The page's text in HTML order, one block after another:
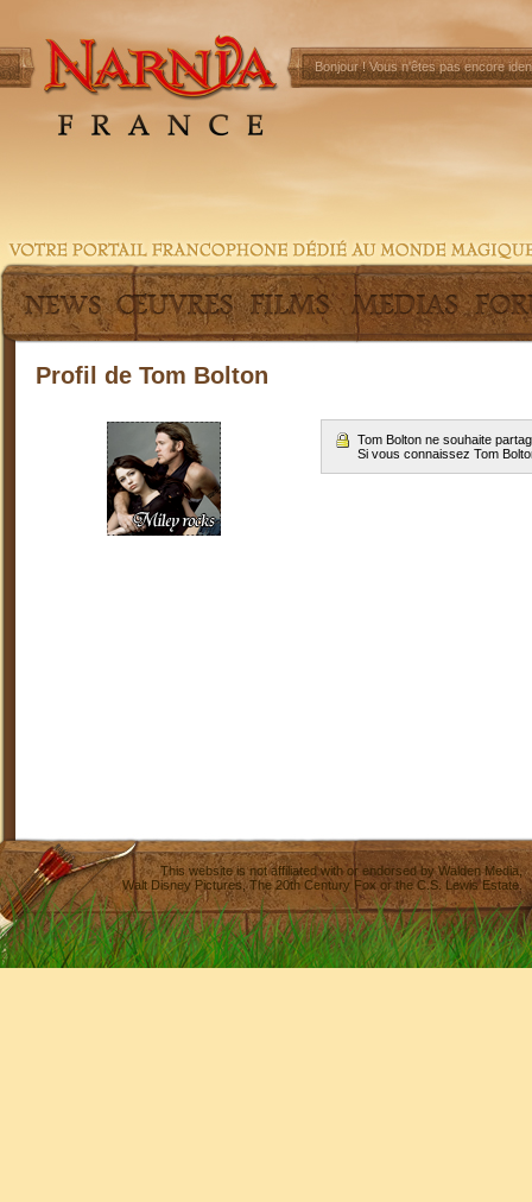
Bonjour !Vous n'êtes pas encore
Profil de Tom Bolton
Tom Bolton ne souhaite
Si vous connaissez Tom
This website is not affiliated with or endorsed byWalden Media
Walt Disney Pictures,The 20th Century Fox or the C.S. Lewis Estate.